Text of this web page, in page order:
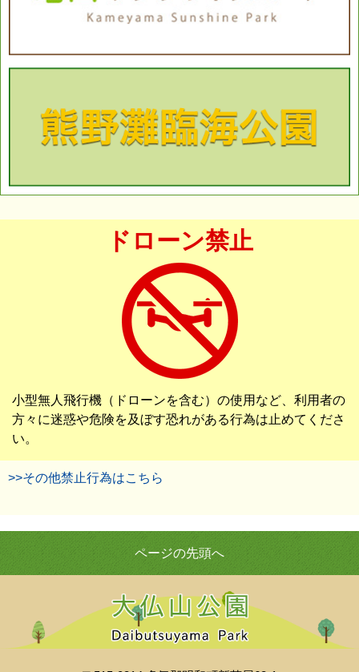
ドローン禁止
小型無人飛行機（ドローンを含む）の使用など、利用者の
方々に迷惑や危険を及ぼす恐れがある行為は止めてくださ
い。
>>その他禁止行為はこちら
ページの先頭へ